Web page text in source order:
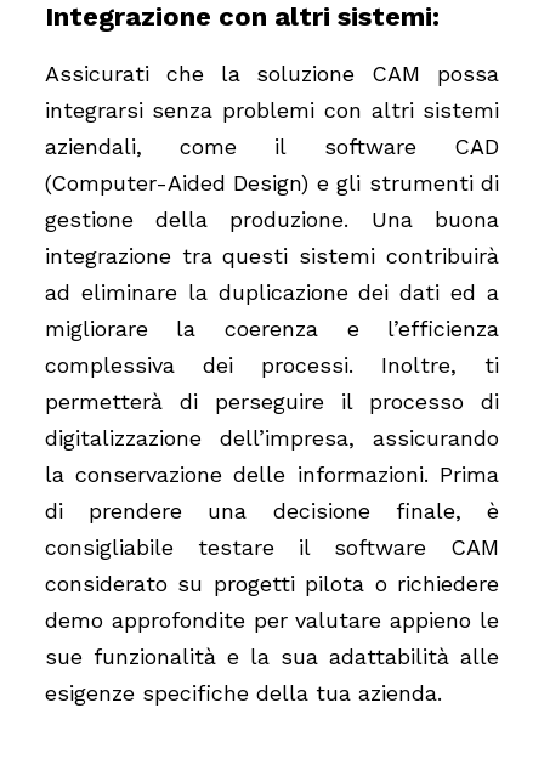
Integrazione con altri sistemi:
Assicurati che la soluzione CAM possa
integrarsi senza problemi con altri sistemi
aziendali, come il software CAD
(Computer-Aided Design) e gli strumenti di
gestione della produzione. Una buona
integrazione tra questi sistemi contribuirà
ad eliminare la duplicazione dei dati ed a
migliorare la coerenza e l’efficienza
complessiva dei processi. Inoltre, ti
permetterà di perseguire il processo di
digitalizzazione dell’impresa, assicurando
la conservazione delle informazioni. Prima
di prendere una decisione finale, è
consigliabile testare il software CAM
considerato su progetti pilota o richiedere
demo approfondite per valutare appieno le
sue funzionalità e la sua adattabilità alle
esigenze specifiche della tua azienda.